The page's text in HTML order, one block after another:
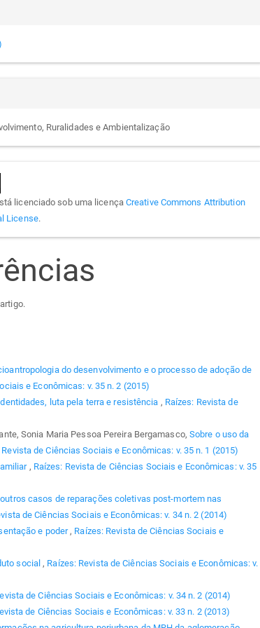
Ruralidades e Ambientalização
licenciado sob uma licença Creative Commons Attribution
License.
do desenvolvimento e o processo de adoção de
e Econômicas: v. 35 n. 2 (2015)
luta pela terra e resistência , Raízes: Revista de
Sonia Maria Pessoa Pereira Bergamasco, Sobre o uso da
Revista de Ciências Sociais e Econômicas: v. 35 n. 1 (2015)
, Raízes: Revista de Ciências Sociais e Econômicas: v. 35
casos de reparações coletivas post-mortem nas
de Ciências Sociais e Econômicas: v. 34 n. 2 (2014)
e poder, Raízes: Revista de Ciências Sociais e
social, Raízes: Revista de Ciências Sociais e Econômicas: v.
de Ciências Sociais e Econômicas: v. 34 n. 2 (2014)
de Ciências Sociais e Econômicas: v. 33 n. 2 (2013)